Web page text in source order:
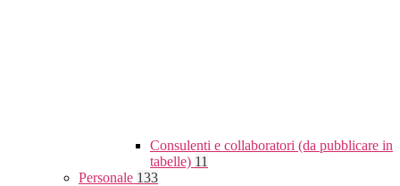
Consulenti e collaboratori (da pubblicare in
tabelle) 11
Personale 133